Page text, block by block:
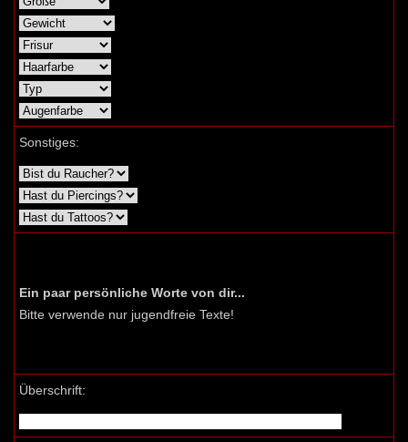
Sonstiges:
Ein paar persönliche Worte von dir...
Bitte verwende nur jugendfreie Texte!
Überschrift: